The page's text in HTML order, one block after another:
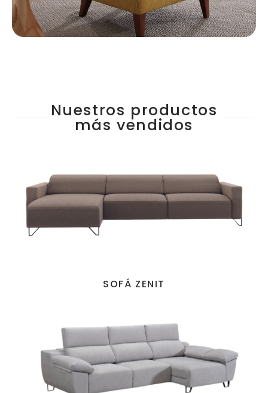
Nuestros productos
más vendidos
SOFÁ ZENIT